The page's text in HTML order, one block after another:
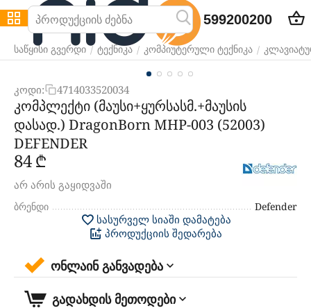
599200200
საწყისი გვერდი / ტექნიკა / კომპიუტერული ტექნიკა /
კოდი: 4714033520034
კომპლექტი (მაუსი+ყურსასმ.+მაუსის
დასად.) DragonBorn MHP-003 (52003)
DEFENDER
‍84‍₾
არ არის გაყიდვაში
ბრენდი Defender
სასურველ სიაში დამატება
პროდუქციის შედარება
ონლაინ განვადება
გადახდის მეთოდები